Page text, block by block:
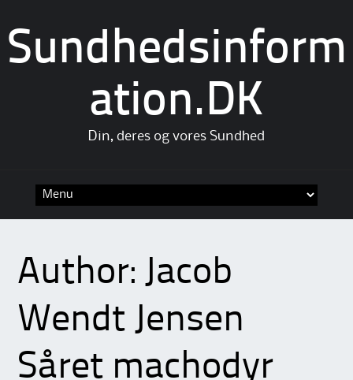
Sundhedsinform
ation.DK
Din, deres og vores Sundhed
Author: Jacob
Wendt Jensen
Såret machodyr